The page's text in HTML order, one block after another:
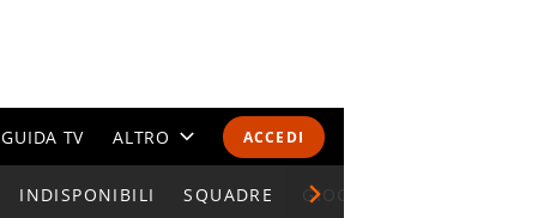
ACCEDI
GUIDA TV ALTRO
CALENDARI E CLASSIFICHE
INDISPONIBILI SQUADRE GIOCATORI SERIE A